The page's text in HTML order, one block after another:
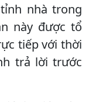
nhà trong
này được tổ
tiếp với thời
trả lời trước